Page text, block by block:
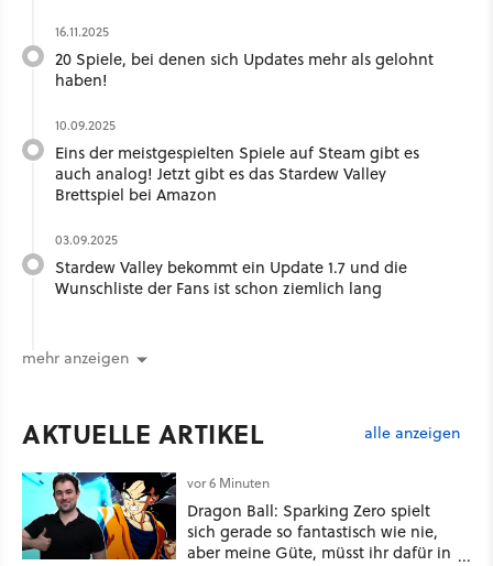
16.11.2025
20 Spiele, bei denen sich Updates mehr als gelohnt
haben!
10.09.2025
Eins der meistgespielten Spiele auf Steam gibt es
auch analog! Jetzt gibt es das Stardew Valley
Brettspiel bei Amazon
03.09.2025
Stardew Valley bekommt ein Update 1.7 und die
Wunschliste der Fans ist schon ziemlich lang
mehr anzeigen
AKTUELLE ARTIKEL alle anzeigen
vor 6 Minuten
Dragon Ball: Sparking Zero spielt
sich gerade so fantastisch wie nie,
aber meine Güte, müsst ihr dafür in